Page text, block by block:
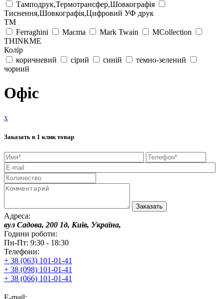
Тамподрук,Термотрансфер,Шовкографія
Тиснення,Шовкографія,Цифровий УФ друк
ТМ
Ferraghini
Macma Mark Twain
MCollection
THINKME
Колір
коричневий
сірий синій
темно-зелений
чорний
Офіс
x
Заказать в 1 клик товар
Адреса:
вул Садова, 200 1д, Київ, Україна,
Години роботи:
Пн-Пт: 9:30 - 18:30
Телефони:
+ 38 (063) 101-01-41
+ 38 (098) 101-01-41
+ 38 (066) 101-01-41